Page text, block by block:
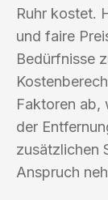
Ruhr kostet.
und faire
Bedürfnisse
Faktoren ab,
der
zusätzlichen
Anspruch